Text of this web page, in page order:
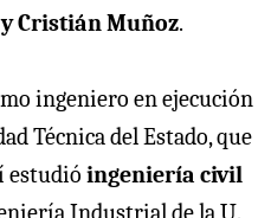
Cristián Muñoz.
ingeniero en ejecución
Técnica del Estado, que
estudió ingeniería civil
Industrial de la U.